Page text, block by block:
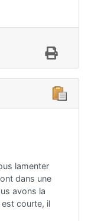
lamenter
dans une
avons la
courte, il